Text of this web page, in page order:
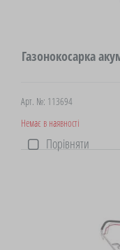
Газонокосарка
Арт. №: 113694
Немає в наявності
Порівняти